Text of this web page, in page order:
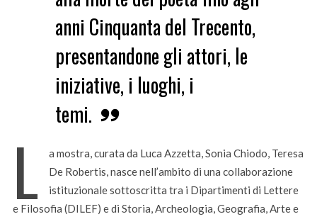
anni Cinquanta del Trecento,
presentandone gli attori, le
iniziative, i luoghi, i
temi.
L
a mostra, curata da Luca Azzetta, Sonia Chiodo, Teresa
De Robertis, nasce nell’ambito di una collaborazione
istituzionale sottoscritta tra i Dipartimenti di Lettere
e Filosofia (DILEF) e di Storia, Archeologia, Geografia, Arte e